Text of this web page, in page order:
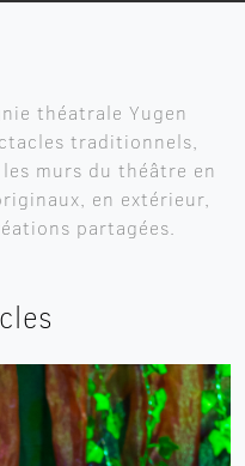
théatrale Yugen
traditionnels,
murs du théâtre en
en extérieur,
partagées.